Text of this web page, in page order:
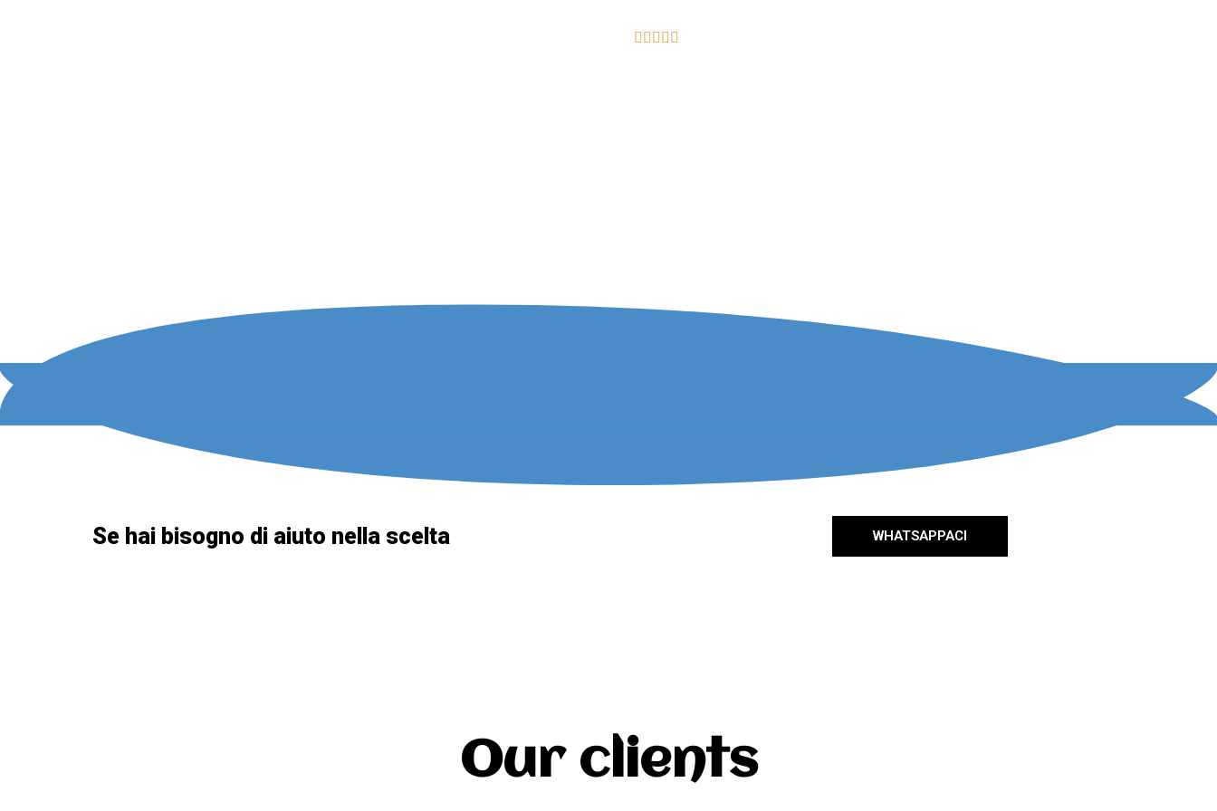
    
Se hai bisogno di aiuto nella scelta WHATSAPPACI
Our clients